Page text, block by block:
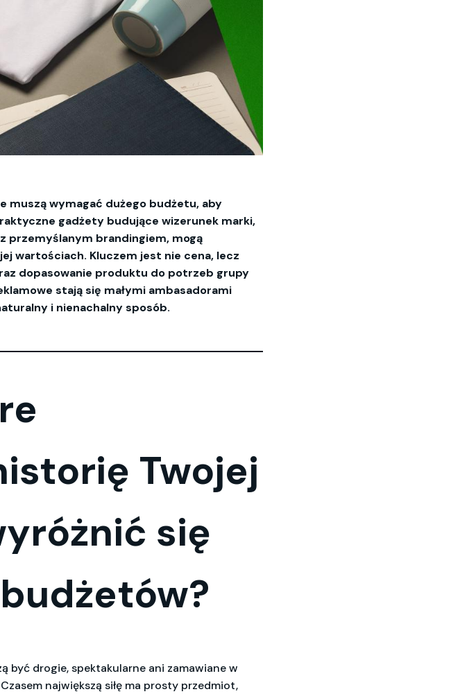
muszą wymagać dużego budżetu, aby
gadżety budujące wizerunek marki,
przemyślanym brandingiem, mogą
wartościach. Kluczem jest nie cena, lecz
dopasowanie produktu do potrzeb grupy
stają się małymi ambasadorami
i nienachalny sposób.
Twojej
się
być drogie, spektakularne ani zamawiane w
największą siłę ma prosty przedmiot,